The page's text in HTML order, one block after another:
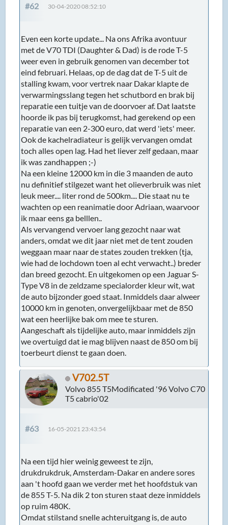
#62 30-04-2020 08:52:10
Even een korte update... Na ons Afrika avontuur
met de V70 TDI (Daughter & Dad) is de rode T-5
weer even in gebruik genomen van december tot
eind februari. Helaas, op de dag dat de T-5 uit de
stalling kwam, voor vertrek naar Dakar klapte de
verwarmingsslang tegen het schutbord en brak bij
reparatie een tuitje van de doorvoer af. Dat laatste
hoorde ik pas bij terugkomst, had gerekend op een
reparatie van een 2-300 euro, dat werd 'iets' meer.
Ook de kachelradiateur is gelijk vervangen omdat
toch alles open lag. Had het liever zelf gedaan, maar
ik was zandhappen ;-)
Na een kleine 12000 km in die 3 maanden de auto
nu definitief stilgezet want het olieverbruik was niet
leuk meer.... liter rond de 500km.... Die staat nu te
wachten op een reanimatie door Adriaan, waarvoor
ik maar eens ga belllen..
Als vervangend vervoer lang gezocht naar wat
anders, omdat we dit jaar niet met de tent zouden
weggaan maar naar de states zouden trekken (tja,
wie had de lochdown toen al echt verwacht..) breder
dan breed gezocht. En uitgekomen op een Jaguar S-
Type V8 in de zeldzame specialorder kleur wit, wat
de auto bijzonder goed staat. Inmiddels daar alweer
10000 km in genoten, onvergelijkbaar met de 850
wat een heerlijke bak om mee te sturen.
Aangeschaft als tijdelijke auto, maar inmiddels zijn
we overtuigd dat ie mag blijven naast de 850 om bij
toerbeurt dienst te gaan doen.
V702.5T
Volvo 855 T5Modificated '96 Volvo C70
T5 cabrio'02
#63 16-05-2021 23:43:54
Na een tijd hier weinig geweest te zijn,
drukdrukdruk, Amsterdam-Dakar en andere sores
aan 't hoofd gaan we verder met het hoofdstuk van
de 855 T-5. Na dik 2 ton sturen staat deze inmiddels
op ruim 480K.
Omdat stilstand snelle achteruitgang is, de auto